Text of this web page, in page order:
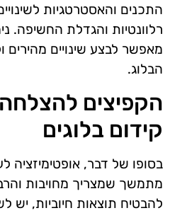
התכנים והאסטרטגיות
רלוונטיות והגדלת החשיפה.
מאפשר לבצע שינויים
הבלוג.
הקפיצים
קידום בלוגים
בסופו של דבר, אופטימיזציה
מתמשך שמצריך מחויבות
להבטיח תוצאות חיוביות, יש